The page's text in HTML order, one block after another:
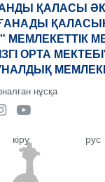
ҚАЛАСЫ
МЕМЛЕКЕТТІК
ОРТА
нұсқа
кіру рус